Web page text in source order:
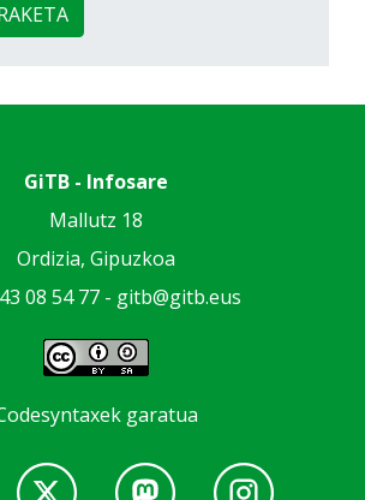
GiTB - Infosare
Mallutz 18
Ordizia, Gipuzkoa
08 54 77 - gitb@gitb.eus
garatua